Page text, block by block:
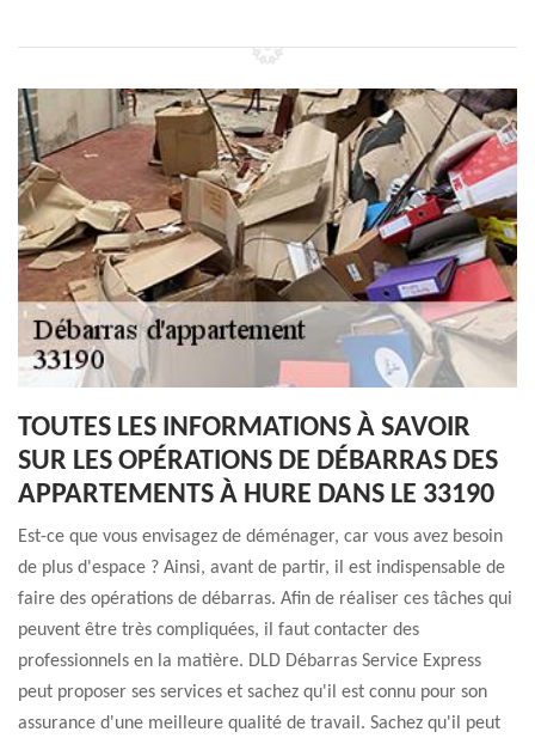
TOUTES LES INFORMATIONS À SAVOIR
SUR LES OPÉRATIONS DE DÉBARRAS DES
APPARTEMENTS À HURE DANS LE 33190
Est-ce que vous envisagez de déménager, car vous avez besoin
de plus d'espace ? Ainsi, avant de partir, il est indispensable de
faire des opérations de débarras. Afin de réaliser ces tâches qui
peuvent être très compliquées, il faut contacter des
professionnels en la matière. DLD Débarras Service Express
peut proposer ses services et sachez qu'il est connu pour son
assurance d'une meilleure qualité de travail. Sachez qu'il peut